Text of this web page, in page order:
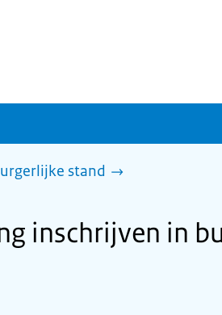
stand
inschrijven in